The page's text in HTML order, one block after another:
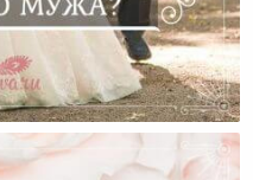
Мужа?